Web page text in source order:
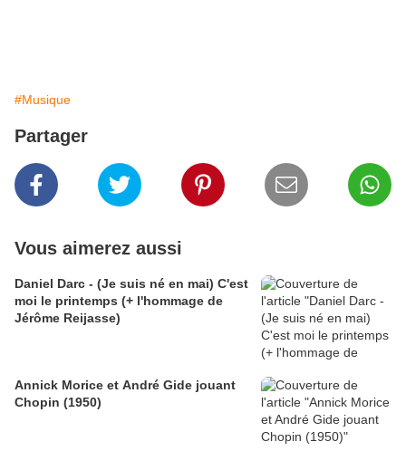
#Musique
Partager
Vous aimerez aussi
Daniel Darc - (Je suis né en mai) C'est
moi le printemps (+ l'hommage de
Jérôme Reijasse)
Annick Morice et André Gide jouant
Chopin (1950)